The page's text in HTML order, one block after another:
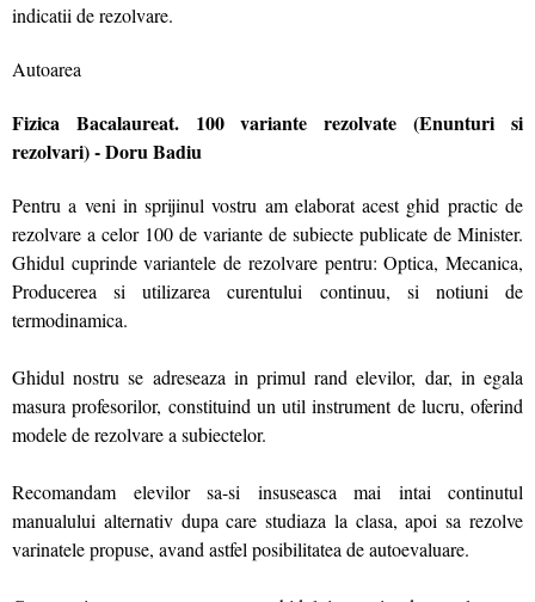
indicatii de rezolvare.
Autoarea
Fizica Bacalaureat. 100 variante rezolvate (Enunturi si
rezolvari) - Doru Badiu
Pentru a veni in sprijinul vostru am elaborat acest ghid practic de
rezolvare a celor 100 de variante de subiecte publicate de Minister.
Ghidul cuprinde variantele de rezolvare pentru: Optica, Mecanica,
Producerea si utilizarea curentului continuu, si notiuni de
termodinamica.
Ghidul nostru se adreseaza in primul rand elevilor, dar, in egala
masura profesorilor, constituind un util instrument de lucru, oferind
modele de rezolvare a subiectelor.
Recomandam elevilor sa-si insuseasca mai intai continutul
manualului alternativ dupa care studiaza la clasa, apoi sa rezolve
varinatele propuse, avand astfel posibilitatea de autoevaluare.